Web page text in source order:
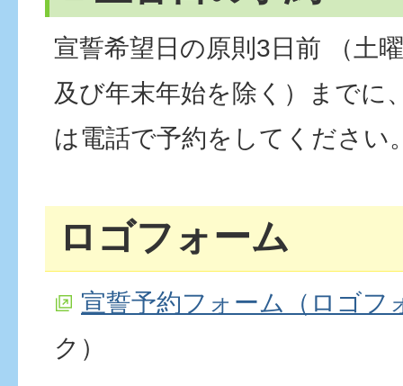
宣誓希望日の原則3日前 （土
及び年末年始を除く）までに
は電話で予約をしてください
ロゴフォーム
宣誓予約フォーム（ロゴフ
ク）